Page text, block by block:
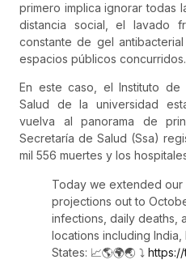
primero implica ignorar todas
distancia social, el lavado
constante de gel
espacios públicos concurridos.
En este caso, el Instituto
Salud de la universidad
vuelva al panorama de
Secretaría de Salud (Ssa)
mil 556 muertes y los
Today we extended our
projections out to
infections, daily deaths,
locations including
States: 📈🌎🌍🌏 ⤵️